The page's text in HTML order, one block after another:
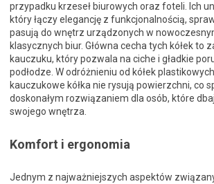
przypadku krzeseł biurowych oraz foteli. Ich
który łączy elegancję z funkcjonalnością,
pasują do wnętrz urządzonych w
klasycznych biur. Główna cecha tych kółek to
kauczuku, który pozwala na ciche i gładkie
podłodze. W odróżnieniu od kółek
kauczukowe kółka nie rysują powierzchni, co
doskonałym rozwiązaniem dla osób, które
swojego wnętrza.
Komfort i ergonomia
Jednym z najważniejszych aspektów